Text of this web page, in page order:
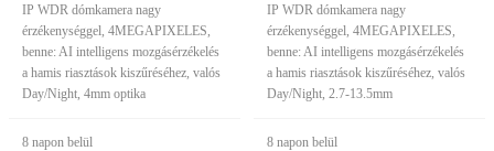
IP WDR dómkamera nagy
érzékenységgel, 4MEGAPIXELES,
benne: AI intelligens mozgásérzékelés
a hamis riasztások kiszűréséhez, valós
Day/Night, 4mm optika
8 napon belül
IP WDR dómkamera nagy
érzékenységgel, 4MEGAPIXELES,
benne: AI intelligens mozgásérzékelés
a hamis riasztások kiszűréséhez, valós
Day/Night, 2.7-13.5mm
8 napon belül